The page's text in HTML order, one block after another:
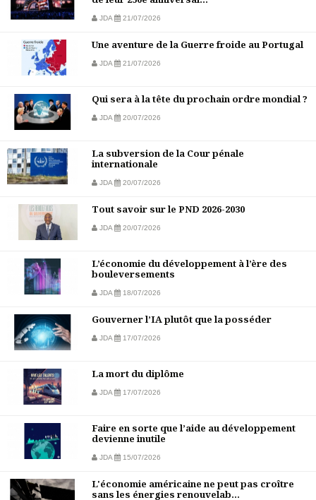
JDA 21/07/2026
Une aventure de la Guerre froide au Portugal
JDA 21/07/2026
Qui sera à la tête du prochain ordre mondial ?
JDA 20/07/2026
La subversion de la Cour pénale
internationale
JDA 20/07/2026
Tout savoir sur le PND 2026-2030
JDA 20/07/2026
L’économie du développement à l’ère des
bouleversements
JDA 18/07/2026
Gouverner l’IA plutôt que la posséder
JDA 17/07/2026
La mort du diplôme
JDA 17/07/2026
Faire en sorte que l’aide au développement
devienne inutile
JDA 15/07/2026
L'économie américaine ne peut pas croître
sans les énergies renouvelab...